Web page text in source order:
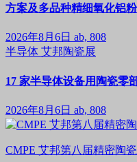
方案及多品种精细氧化铝粉
2026年8月6日 ab, 808
半导体 艾邦陶瓷展
17 家半导体设备用陶瓷零
2026年8月6日 ab, 808
CMPE 艾邦第八届精密陶